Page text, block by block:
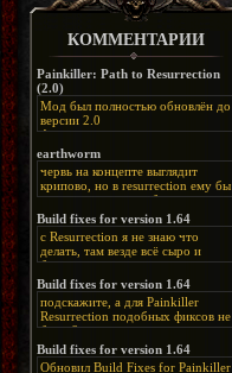
КОММЕНТАРИИ
Painkiller: Path to Resurrection
(2.0)
Мод был полностью обновлён до
версии 2.0
Альтернативная
ссылка:
FzzDkRlC8Q
earthworm
червь на концепте выглядит
крипово, но в resurrection ему бы
нашлось место, особенно в
каких-нибудь подземных
катакомбах. жаль, что половину
задумок там вырезали, зато и
рпгшности меньше. build fixes
спасибо что перезалили на
яндекс. а вот в комментах на
сайте у меня пару раз вылезала
левая вставка
https://uzbekmelbet.com/ru/
дико отвлекает от обсуждения
Build fixes for version 1.64
с Resurrection я не знаю что
делать, там везде всё сыро и
баговано, от чего и заниматься
этим не хочется, тут либо играть
как есть или искать патчи для
этого дополнения на moddb,
либо же на крайняк играть мод
Resurrection, но настолько что не
особо уже и узнаётся
Build fixes for version 1.64
подскажите, а для Painkiller
Resurrection подобных фиксов не
будет?
Build fixes for version 1.64
Обновил Build Fixes for Painkiller